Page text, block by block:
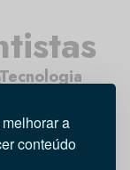
a
conteúdo